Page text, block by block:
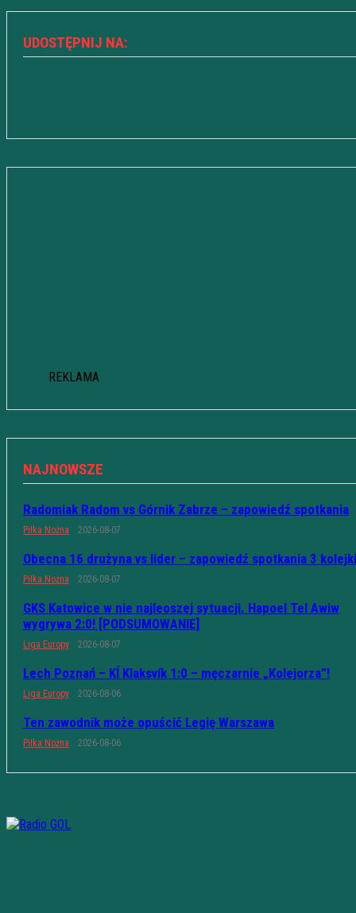
UDOSTĘPNIJ NA:
REKLAMA
NAJNOWSZE
Radomiak Radom vs Górnik Zabrze – zapowiedź spotkania
Piłka Nożna 2026-08-07
Obecna 16 drużyna vs lider – zapowiedź spotkania 3 kolejki
Piłka Nożna 2026-08-07
GKS Katowice w nie najleoszej sytuacji. Hapoel Tel Awiw
wygrywa 2:0! [PODSUMOWANIE]
Liga Europy 2026-08-07
Lech Poznań – KÍ Klaksvík 1:0 – męczarnie „Kolejorza”!
Liga Europy 2026-08-06
Ten zawodnik może opuścić Legię Warszawa
Piłka Nożna 2026-08-06